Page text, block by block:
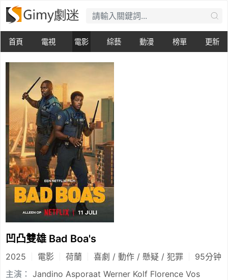
首頁 電視 電影 綜藝 動漫 榜單 更新
凹凸雙雄 Bad Boa's
2025 電影 荷蘭 喜劇 / 動作 / 懸疑 / 犯罪
95分钟
主演： Jandino Asporaat Werner Kolf Florence Vos